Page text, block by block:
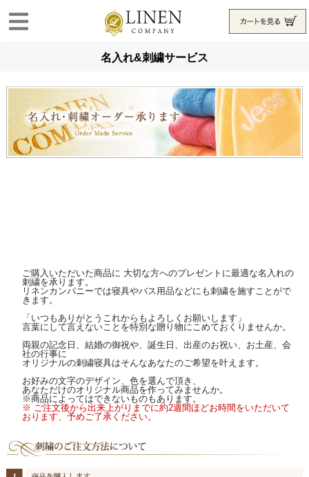
名入れ&刺繍サービス
ご購入いただいた商品に 大切な方へのプレゼントに最適な名入れの
刺繍を承ります。
リネンカンパニーでは寝具やバス用品などにも刺繍を施すことがで
きます。
「いつもありがとうこれからもよろしくお願いします」
言葉にして言えないことを特別な贈り物にこめておくりませんか。
両親の記念日、結婚の御祝や、誕生日、出産のお祝い、お土産、会
社の行事に
オリジナルの刺繍寝具はそんなあなたのご希望を叶えます。
お好みの文字のデザイン、色を選んで頂き、
あなただけのオリジナル商品を作ってみませんか。
※商品によってはできないものもあります。
※ ご注文後から出来上がりまでに約2週間ほどお時間をいただいて
おります、予めご了承ください。